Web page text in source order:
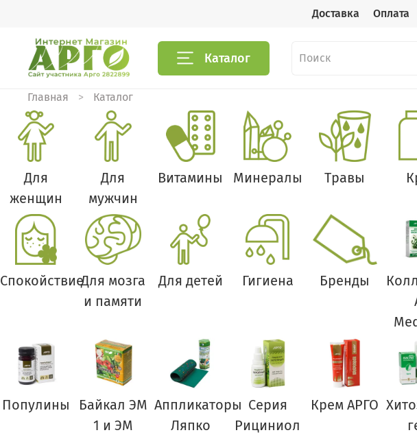
Доставка Оплата
Каталог
Главная Каталог
Для
женщин
Для
мужчин
Витамины Минералы Травы
СпокойствиеДля мозга
и памяти
Для детей Гигиена Бренды
Популины
Байкал ЭМ
1 и ЭМ
Аппликаторы
Ляпко
Серия
Рициниол
Крем АРГО